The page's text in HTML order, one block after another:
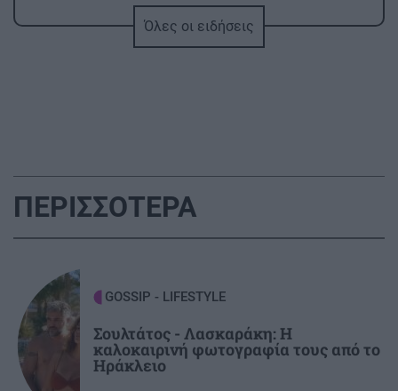
Ελλάδα -«Το 90% είναι από αμέλεια»
Αυστηροί συνοριακοί έλεγχοι στην Ισπανία:
Έλεγξαν περίπου 200 αφίξεις ταξιδιωτών από
ΚΟΣΜΟΣ
Χαμός στη βουλή του Κοσόβου: Βουλευτής της
αντιπολίτευσης πέταξε αυγά στον υπηρεσιακό
πρωθυπουργό (βίντεο)
Όλες οι ειδήσεις
ΠΕΡΙΣΣΟΤΕΡΑ
GOSSIP - LIFESTYLE
Σουλτάτος - Λασκαράκη: Η
καλοκαιρινή φωτογραφία τους από το
Ηράκλειο